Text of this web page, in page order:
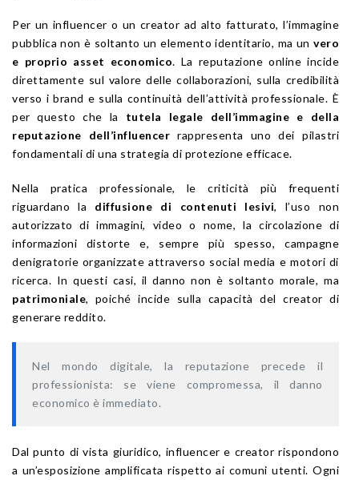
Per un influencer o un creator ad alto fatturato, l’immagine
pubblica non è soltanto un elemento identitario, ma un vero
e proprio asset economico. La reputazione online incide
direttamente sul valore delle collaborazioni, sulla credibilità
verso i brand e sulla continuità dell’attività professionale. È
per questo che la tutela legale dell’immagine e della
reputazione dell’influencer rappresenta uno dei pilastri
fondamentali di una strategia di protezione efficace.
Nella pratica professionale, le criticità più frequenti
riguardano la diffusione di contenuti lesivi, l’uso non
autorizzato di immagini, video o nome, la circolazione di
informazioni distorte e, sempre più spesso, campagne
denigratorie organizzate attraverso social media e motori di
ricerca. In questi casi, il danno non è soltanto morale, ma
patrimoniale, poiché incide sulla capacità del creator di
generare reddito.
Nel mondo digitale, la reputazione precede il
professionista: se viene compromessa, il danno
economico è immediato.
Dal punto di vista giuridico, influencer e creator rispondono
a un’esposizione amplificata rispetto ai comuni utenti. Ogni